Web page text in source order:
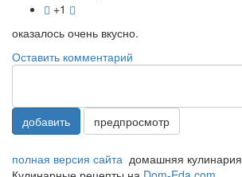
+1
оказалось очень вкусно.
Оставить комментарий
добавить предпросмотр
полная версия сайта домашняя кулинария